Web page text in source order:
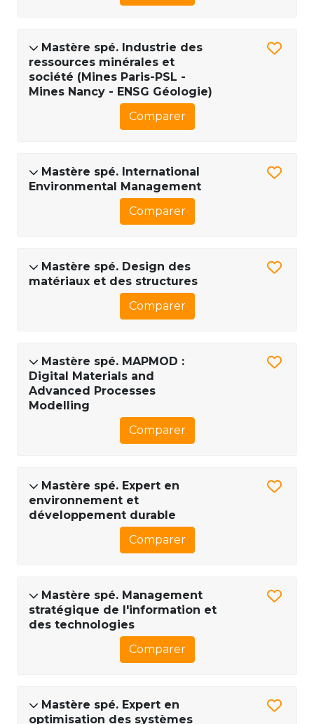
Mastère spé. Industrie des
ressources minérales et
société (Mines Paris-PSL -
Mines Nancy - ENSG Géologie)
Comparer
Mastère spé. International
Environmental Management
Comparer
Mastère spé. Design des
matériaux et des structures
Comparer
Mastère spé. MAPMOD :
Digital Materials and
Advanced Processes
Modelling
Comparer
Mastère spé. Expert en
environnement et
développement durable
Comparer
Mastère spé. Management
stratégique de l'information et
des technologies
Comparer
Mastère spé. Expert en
optimisation des systèmes